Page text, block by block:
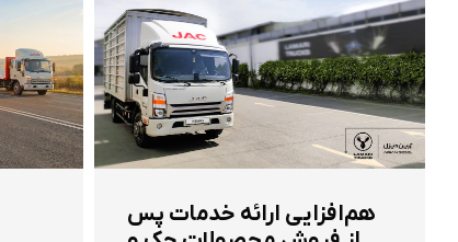
هم‌افزایی ارائه خدمات پس